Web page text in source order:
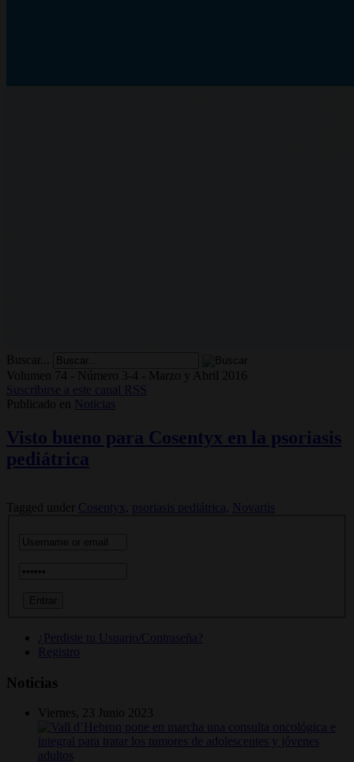
Buscar...
Volumen 74 - Número 3-4 - Marzo y Abril 2016
Suscribirse a este canal RSS
Publicado en
Noticias
Visto bueno para Cosentyx en la psoriasis
pediátrica
Tagged under Cosentyx, psoriasis pediátrica, Novartis
¿Perdiste tu Usuario/Contraseña?
Registro
Noticias
Viernes, 23 Junio 2023